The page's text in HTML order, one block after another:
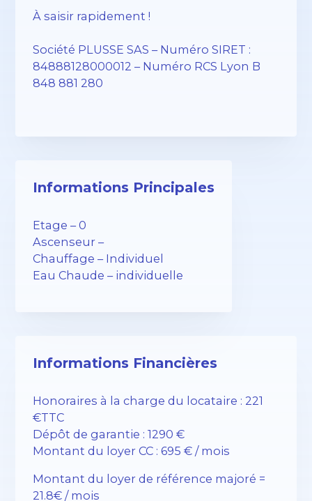
À saisir rapidement !
Société PLUSSE SAS – ​​Numéro SIRET :
84888128000012 – Numéro RCS Lyon B
848 881 280
Informations Principales
Etage – 0
Ascenseur –
Chauffage – Individuel
Eau Chaude – individuelle
Informations Financières
Honoraires à la charge du locataire : 221
€TTC
Dépôt de garantie : 1290 €
Montant du loyer CC : 695 € / mois
Montant du loyer de référence majoré =
21.8€ / mois